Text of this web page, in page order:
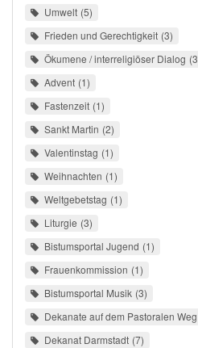
Umwelt 5
Frieden und Gerechtigkeit 3
Ökumene / interreligiöser Dialog 3
Advent 1
Fastenzeit 1
Sankt Martin 2
Valentinstag 1
Weihnachten 1
Weltgebetstag 1
Liturgie 3
Bistumsportal Jugend 1
Frauenkommission 1
Bistumsportal Musik 3
Dekanate auf dem Pastoralen Weg
Dekanat Darmstadt 7